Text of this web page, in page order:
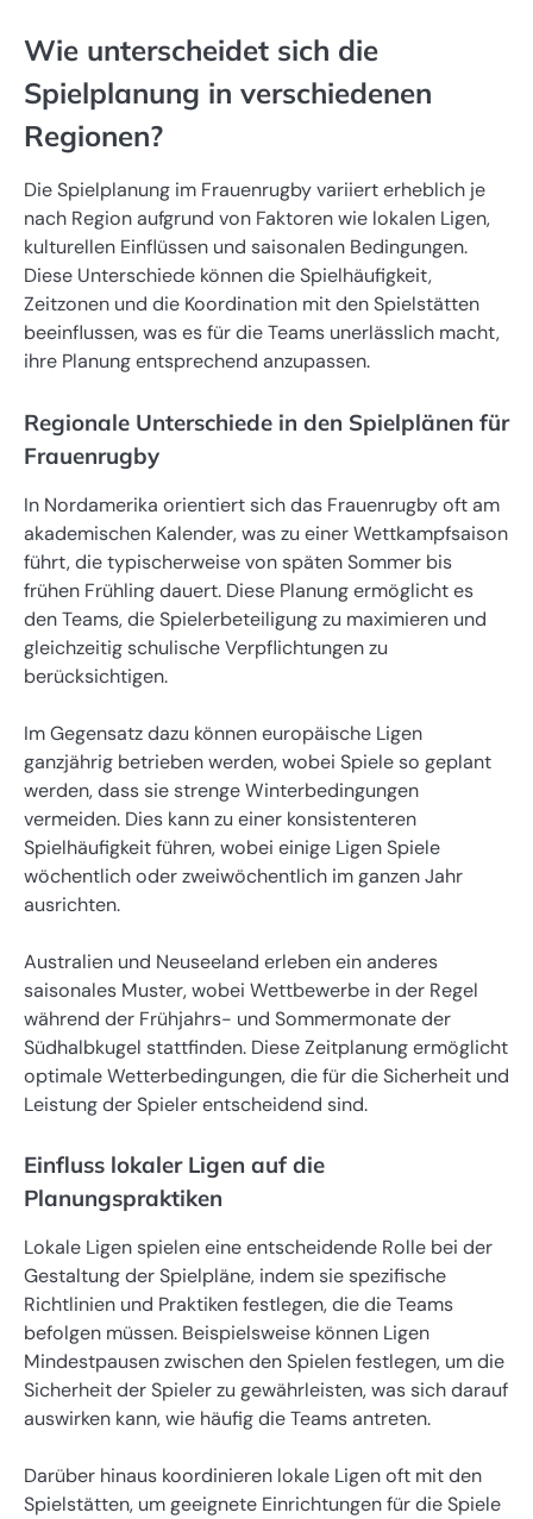
Wie unterscheidet sich die
Spielplanung in verschiedenen
Regionen?
Die Spielplanung im Frauenrugby variiert erheblich je
nach Region aufgrund von Faktoren wie lokalen Ligen,
kulturellen Einflüssen und saisonalen Bedingungen.
Diese Unterschiede können die Spielhäufigkeit,
Zeitzonen und die Koordination mit den Spielstätten
beeinflussen, was es für die Teams unerlässlich macht,
ihre Planung entsprechend anzupassen.
Regionale Unterschiede in den Spielplänen für
Frauenrugby
In Nordamerika orientiert sich das Frauenrugby oft am
akademischen Kalender, was zu einer Wettkampfsaison
führt, die typischerweise von späten Sommer bis
frühen Frühling dauert. Diese Planung ermöglicht es
den Teams, die Spielerbeteiligung zu maximieren und
gleichzeitig schulische Verpflichtungen zu
berücksichtigen.
Im Gegensatz dazu können europäische Ligen
ganzjährig betrieben werden, wobei Spiele so geplant
werden, dass sie strenge Winterbedingungen
vermeiden. Dies kann zu einer konsistenteren
Spielhäufigkeit führen, wobei einige Ligen Spiele
wöchentlich oder zweiwöchentlich im ganzen Jahr
ausrichten.
Australien und Neuseeland erleben ein anderes
saisonales Muster, wobei Wettbewerbe in der Regel
während der Frühjahrs- und Sommermonate der
Südhalbkugel stattfinden. Diese Zeitplanung ermöglicht
optimale Wetterbedingungen, die für die Sicherheit und
Leistung der Spieler entscheidend sind.
Einfluss lokaler Ligen auf die
Planungspraktiken
Lokale Ligen spielen eine entscheidende Rolle bei der
Gestaltung der Spielpläne, indem sie spezifische
Richtlinien und Praktiken festlegen, die die Teams
befolgen müssen. Beispielsweise können Ligen
Mindestpausen zwischen den Spielen festlegen, um die
Sicherheit der Spieler zu gewährleisten, was sich darauf
auswirken kann, wie häufig die Teams antreten.
Darüber hinaus koordinieren lokale Ligen oft mit den
Spielstätten, um geeignete Einrichtungen für die Spiele